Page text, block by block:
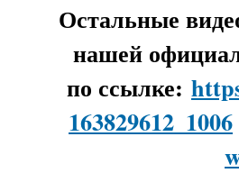
Остальные
нашей
по ссылке:
163829612_1006